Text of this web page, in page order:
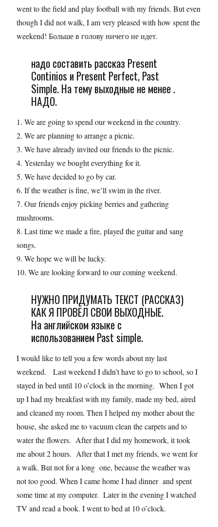
went to the field and play football with my friends. But even
though I did not walk, I am very pleased with how spent the
weekend! Больше в голову ничего не идет.
надо составить рассказ Present
Continios и Present Perfect, Past
Simple. На тему выходные не менее .
НАДО.
1. We are going to spend our weekend in the country.
2. We are planning to arrange a picnic.
3. We have already invited our friends to the picnic.
4. Yesterday we bought everything for it.
5. We have decided to go by car.
6. If the weather is fine, we’ll swim in the river.
7. Our friends enjoy picking berries and gathering
mushrooms.
8. Last time we made a fire, played the guitar and sang
songs.
9. We hope we will be lucky.
10. We are looking forward to our coming weekend.
НУЖНО ПРИДУМАТЬ ТЕКСТ (РАССКАЗ)
КАК Я ПРОВЁЛ СВОИ ВЫХОДНЫЕ.
На английском языке с
использованием Past simple.
I would like to tell you a few words about my last
weekend. Last weekend I didn’t have to go to school, so I
stayed in bed until 10 o’clock in the morning. When I got
up I had my breakfast with my family, made my bed, aired
and cleaned my room. Then I helped my mother about the
house, she asked me to vacuum clean the carpets and to
water the flowers. After that I did my homework, it took
me about 2 hours. After that I met my friends, we went for
a walk. But not for a long one, because the weather was
not too good. When I came home I had dinner and spent
some time at my computer. Later in the evening I watched
TV and read a book. I went to bed at 10 o’clock.